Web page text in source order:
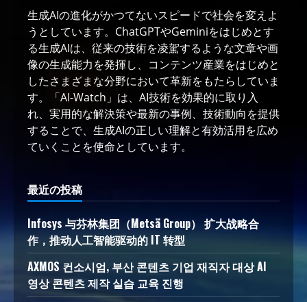
生成AIの進化がかつてないスピードで社会を変えよ
うとしています。ChatGPTやGeminiをはじめとす
る生成AIは、従来の技術を凌駕するような文章や画
像の生成能力を発揮し、コンテンツ産業をはじめと
したさまざまな分野において革新をもたらしていま
す。「AI-Watch」は、AI技術を効果的に取り入
れ、実用的な解決策や最新の事例、技術動向を提供
することで、生成AIの正しい理解と有効活用を広め
ていくことを使命としています。
最近の投稿
Infosys 与芬林集团（Metsä Group） 扩大战略合
作，推动人工智能驱动的 IT 转型
AXMOS 컨소시엄, 부산 콘텐츠 기업 재직자 대상 AI
영상 콘텐츠 제작 실습 교육 진행